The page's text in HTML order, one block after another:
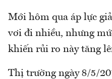
Mới hôm qua áp lực
vơi đi nhiều, nhưng
khiến rủi ro này tăng
Thị trường ngày 8/5/